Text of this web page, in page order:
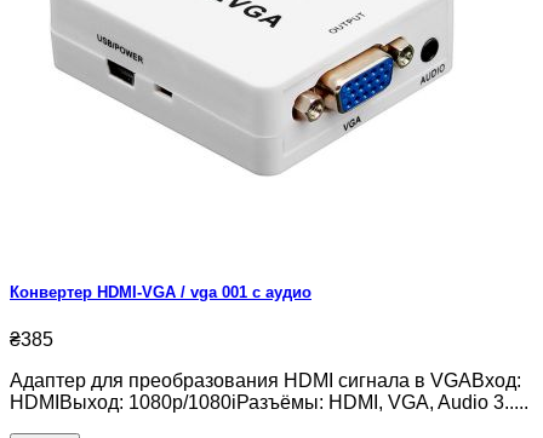
Конвертер HDMI-VGA / vga 001 с аудио
₴385
Адаптер для преобразования HDMI сигнала в VGAВход:
HDMIВыход: 1080p/1080iРазъёмы: HDMI, VGA, Audio 3.....